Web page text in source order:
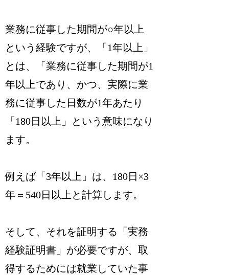
業務に従事した期間が○年以上
という経験ですが、「1年以上」
とは、「業務に従事した期間が1
年以上であり、かつ、実際に業
務に従事した日数が1年あたり
「180日以上」という意味になり
ます。
例えば「3年以上」は、180日×3
年＝540日以上と計算します。
そして、それを証明する「実務
経験証明書」が必要ですが、取
得するためには就業していた事